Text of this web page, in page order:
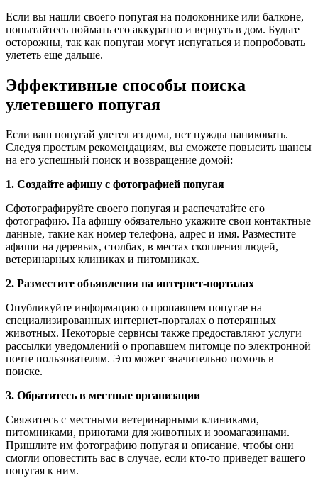
Если вы нашли своего попугая на подоконнике или балконе,
попытайтесь поймать его аккуратно и вернуть в дом. Будьте
осторожны, так как попугаи могут испугаться и попробовать
улететь еще дальше.
Эффективные способы поиска
улетевшего попугая
Если ваш попугай улетел из дома, нет нужды паниковать.
Следуя простым рекомендациям, вы сможете повысить шансы
на его успешный поиск и возвращение домой:
1. Создайте афишу с фотографией попугая
Сфотографируйте своего попугая и распечатайте его
фотографию. На афишу обязательно укажите свои контактные
данные, такие как номер телефона, адрес и имя. Разместите
афиши на деревьях, столбах, в местах скопления людей,
ветеринарных клиниках и питомниках.
2. Разместите объявления на интернет-порталах
Опубликуйте информацию о пропавшем попугае на
специализированных интернет-порталах о потерянных
животных. Некоторые сервисы также предоставляют услуги
рассылки уведомлений о пропавшем питомце по электронной
почте пользователям. Это может значительно помочь в
поиске.
3. Обратитесь в местные организации
Свяжитесь с местными ветеринарными клиниками,
питомниками, приютами для животных и зоомагазинами.
Пришлите им фотографию попугая и описание, чтобы они
смогли оповестить вас в случае, если кто-то приведет вашего
попугая к ним.